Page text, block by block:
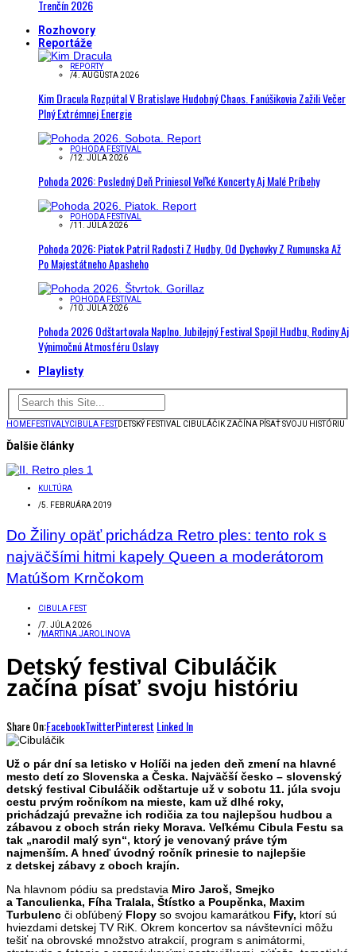
Trenčín 2026
Rozhovory
Reportáže
REPORTY
/4. AUGUSTA 2026
Kim Dracula Rozpútal V Bratislave Hudobný Chaos. Fanúšikovia Zažili Večer
Plný Extrémnej Energie
POHODA FESTIVAL
/12. JÚLA 2026
Pohoda 2026: Posledný Deň Priniesol Veľké Koncerty Aj Malé Príbehy
POHODA FESTIVAL
/11. JÚLA 2026
Pohoda 2026: Piatok Patril Radosti Z Hudby. Od Dychovky Z Rumunska Až
Po Majestátneho Apasheho
POHODA FESTIVAL
/10. JÚLA 2026
Pohoda 2026 Odštartovala Naplno. Jubilejný Festival Spojil Hudbu, Rodiny Aj
Výnimočnú Atmosféru Oslavy
Playlisty
HOMEFESTIVALYCIBULA FESTDETSKÝ FESTIVAL CIBULÁČIK ZAČÍNA PÍSAŤ SVOJU HISTÓRIU
Ďalšie články
KULTÚRA
/5. FEBRUÁRA 2019
Do Žiliny opäť prichádza Retro ples: tento rok s
najväčšími hitmi kapely Queen a moderátorom
Matúšom Krnčokom
CIBULA FEST
/7. JÚLA 2026
/MARTINA JAROLINOVA
Detský festival Cibuláčik
začína písať svoju históriu
Share On:FacebookTwitterPinterest Linked In
Už o pár dní sa letisko v Holíči na jeden deň zmení na hlavné
mesto detí zo Slovenska a Česka. Najväčší česko – slovenský
detský festival Cibuláčik odštartuje už v sobotu 11. júla svoju
cestu prvým ročníkom na mieste, kam už dlhé roky,
prichádzajú prevažne ich rodičia za tou najlepšou hudbou a
zábavou z oboch strán rieky Morava. Veľkému Cibula Festu sa
tak „narodil malý syn“, ktorý je venovaný práve tým
najmenším. A hneď úvodný ročník prinesie to najlepšie
z detskej zábavy z oboch krajín.
Na hlavnom pódiu sa predstavia Miro Jaroš, Smejko
a Tanculienka, Fíha Tralala, Štístko a Poupěnka, Maxim
Turbulenc či obľúbený Flopy so svojou kamarátkou Fify, ktorí sú
hviezdami detskej TV RiK. Okrem koncertov sa návštevníci môžu
tešiť na obrovské množstvo atrakcií, program s animátormi,